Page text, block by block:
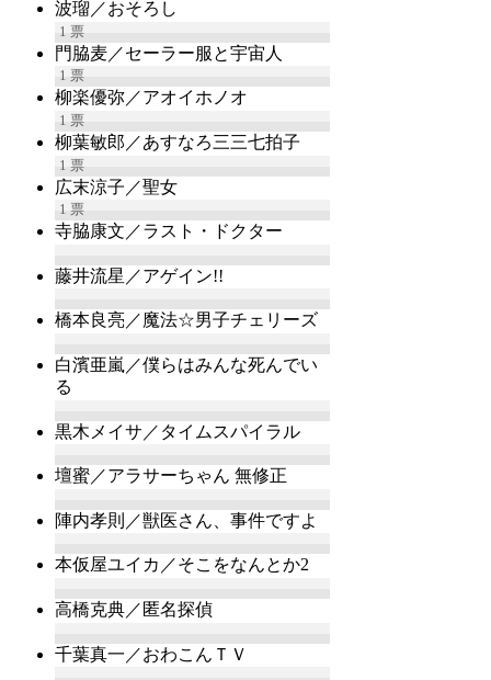
波瑠／おそろし
1 票
門脇麦／セーラー服と宇宙人
1 票
柳楽優弥／アオイホノオ
1 票
柳葉敏郎／あすなろ三三七拍子
1 票
広末涼子／聖女
1 票
寺脇康文／ラスト・ドクター
藤井流星／アゲイン!!
橋本良亮／魔法☆男子チェリーズ
白濱亜嵐／僕らはみんな死んでい
る
黒木メイサ／タイムスパイラル
壇蜜／アラサーちゃん 無修正
陣内孝則／獣医さん、事件ですよ
本仮屋ユイカ／そこをなんとか2
高橋克典／匿名探偵
千葉真一／おわこんＴＶ